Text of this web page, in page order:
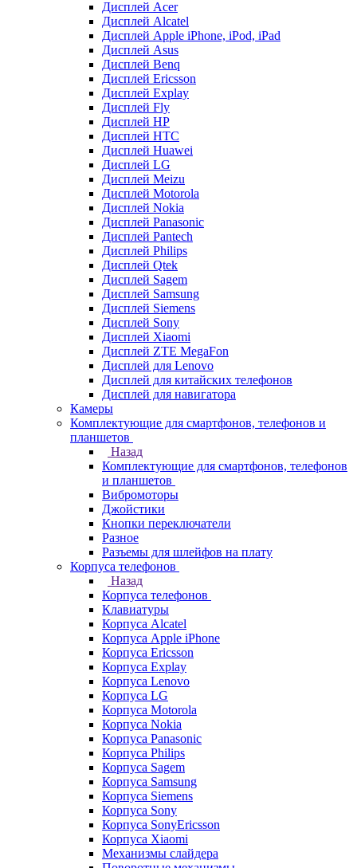
Дисплей Acer
Дисплей Alcatel
Дисплей Apple iPhone, iPod, iPad
Дисплей Asus
Дисплей Benq
Дисплей Ericsson
Дисплей Explay
Дисплей Fly
Дисплей HP
Дисплей HTC
Дисплей Huawei
Дисплей LG
Дисплей Meizu
Дисплей Motorola
Дисплей Nokia
Дисплей Panasonic
Дисплей Pantech
Дисплей Philips
Дисплей Qtek
Дисплей Sagem
Дисплей Samsung
Дисплей Siemens
Дисплей Sony
Дисплей Xiaomi
Дисплей ZTE MegaFon
Дисплей для Lenovo
Дисплей для китайских телефонов
Дисплей для навигатора
Камеры
Комплектующие для смартфонов, телефонов и
планшетов
Назад
Комплектующие для смартфонов, телефонов
и планшетов
Вибромоторы
Джойстики
Кнопки переключатели
Разное
Разъемы для шлейфов на плату
Корпуса телефонов
Назад
Корпуса телефонов
Клавиатуры
Корпуса Alcatel
Корпуса Apple iPhone
Корпуса Ericsson
Корпуса Explay
Корпуса Lenovo
Корпуса LG
Корпуса Motorola
Корпуса Nokia
Корпуса Panasonic
Корпуса Philips
Корпуса Sagem
Корпуса Samsung
Корпуса Siemens
Корпуса Sony
Корпуса SonyEricsson
Корпуса Xiaomi
Механизмы слайдера